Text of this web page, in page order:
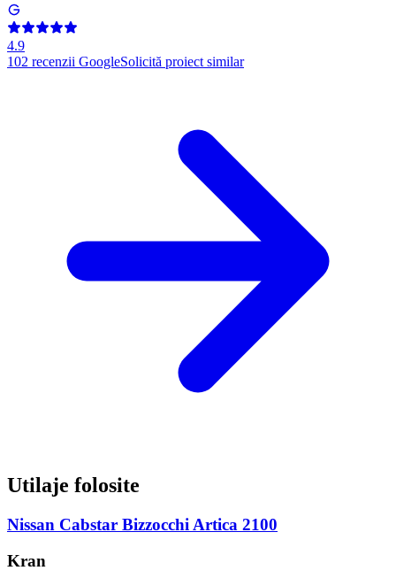
4.9
102 recenzii GoogleSolicită proiect similar
Utilaje folosite
Nissan Cabstar Bizzocchi Artica 2100
Kran